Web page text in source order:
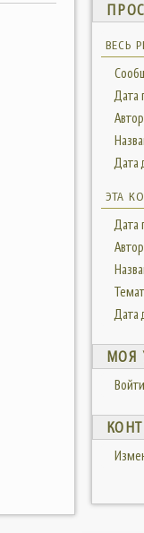
ВЕСЬ
Дата
Дата
ЭТА
Дата
Дата
МОЯ
Войти